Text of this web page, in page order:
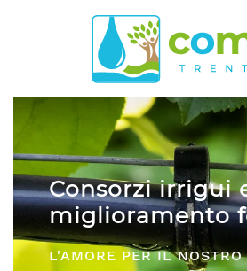
Skip to main content
Comifo
DA OLTRE 40
E SERVIZI